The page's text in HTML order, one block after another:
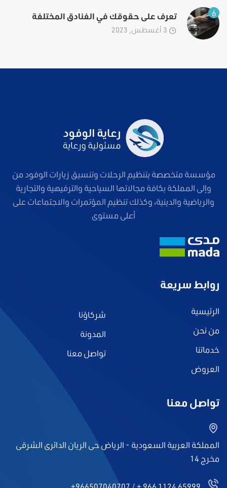
6 تعرف على حقوقك في الفنادق المختلفة
مؤسسة متخصصة بتنظيم الرحلات وتنسيق زيارات الوفود من
وإلى المملكة بكافة مجالاتها السياحية والترفيهية والتجارية
والرياضية والدينية، وكذلك تنظيم المؤتمرات والاجتماعات على
أعلى مستوى
روابط سريعة
الرئيسية
من نحن
خدماتنا
العروض
شركاؤنا
المدونة
تواصل معنا
تواصل معنا
المملكة العربية السعودية - الرياض حى الريان الدائرى الشرقى
مخرج 14